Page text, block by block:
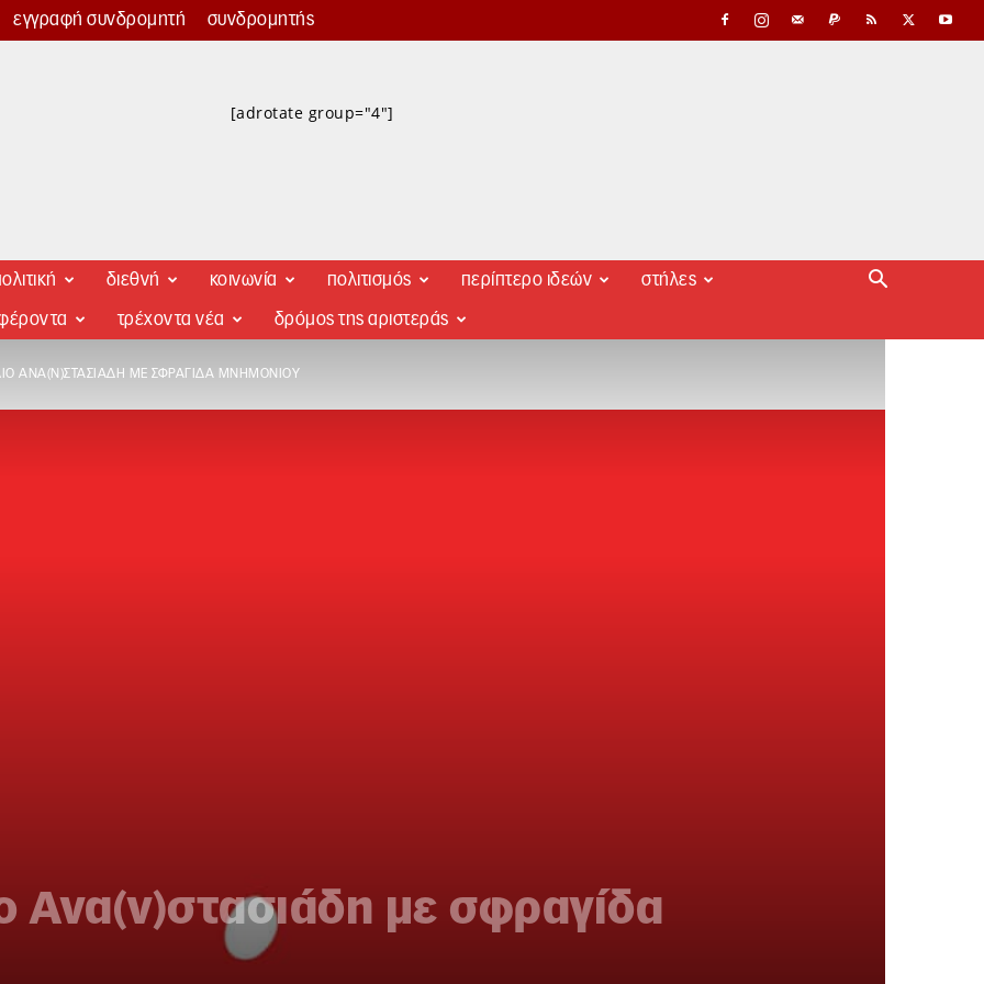
εγγραφή συνδρομητή συνδρομητής
[adrotate group="4"]
διεθνή κοινωνία πολιτισμός περίπτερο ιδεών στήλες
τρέχοντα νέα δρόμος της αριστεράς
ΑΝΑ(Ν)ΣΤΑΣΙΆΔΗ ΜΕ ΣΦΡΑΓΊΔΑ ΜΝΗΜΟΝΊΟΥ
Ανα(ν)στασιάδη με σφραγίδα